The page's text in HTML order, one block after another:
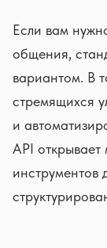
Если вам
общения,
вариантом. В
стремящихся
и
API
инструментов